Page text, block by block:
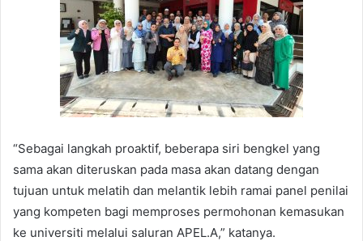
“Sebagai langkah proaktif, beberapa siri bengkel yang
sama akan diteruskan pada masa akan datang dengan
tujuan untuk melatih dan melantik lebih ramai panel penilai
yang kompeten bagi memproses permohonan kemasukan
ke universiti melalui saluran APEL.A,” katanya.